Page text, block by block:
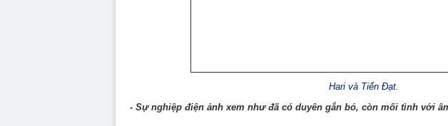
Hari và Tiến Đạt.
- Sự nghiệp điện ảnh xem như đã có duyên gắn bó, còn mối tình với